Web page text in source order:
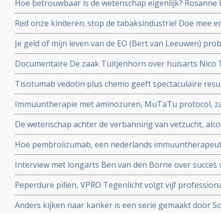
Hoe betrouwbaar is de wetenschap eigenlijk?
en Job de Vrieze bekijkt het van zijn kant in een
Red onze kinderen: stop de tabaksindustrie! Doe mee
door roken kanker kreeg en haar kinderen en alle
beschermen.
Je geld of mijn leven van de EO (Bert van Leeuwen)
patienten die alleen in het buitenland nog behandeld
Documentaire De zaak Tuitjenhorn over huisarts Nico
en hun kinderen in conflict met Inspectie voor de
te zien op NPO 2 om 20.25 uur.
Tisotumab vedotin plus chemo geeft spectaculaire
zwaarvoorbehandelde kankerpatienten met
kanker met solide tumoren. copy 1
Immuuntherapie met aminozuren, MuTaTu protocol,
kunnen genezen schrijven Israelische onderzoekers
De wetenschap achter de verbanning van vetzucht,
NRC over het preventieakkoord van Staatssecretaris
Hoe pembrolizumab, een nederlands
wereld verovert
Interview met longarts Ben van den Borne over
kleincellige longkanker
Peperdure pillen, VPRO Tegenlicht volgt vijf
en vanuit hun persoonlijke betrokkenheid in actie
experimenteren. Uitzending is. zondag 7 oktober 2018
Anders kijken naar kanker is een serie gemaakt door